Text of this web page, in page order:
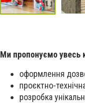
Ми пропонуємо увесь
оформлення
проєктно-
розробка